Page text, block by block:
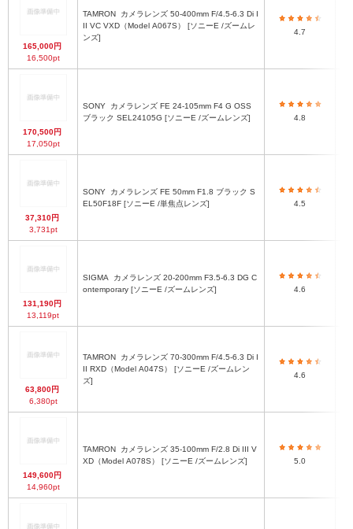
165,000円
16,500pt
TAMRON
II VC VXD（Model A067S） [ソニーE /ズームレ
ンズ]
4.7
170,500円
17,050pt
SONY
ブラック SEL24105G [ソニーE /ズームレンズ]
4.8
37,310円
3,731pt
SONY
EL50F18F [ソニーE /単焦点レンズ]
4.5
131,190円
13,119pt
SIGMA
ontemporary [ソニーE /ズームレンズ]
4.6
63,800円
6,380pt
TAMRON
II RXD（Model A047S） [ソニーE /ズームレン
ズ]
4.6
149,600円
14,960pt
TAMRON
XD（Model A078S） [ソニーE /ズームレンズ]
5.0